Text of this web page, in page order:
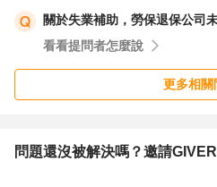
關於失業補助，勞保退保公司
看看提問者怎麼說
更多相關
問題還沒被解決嗎？邀請GIVER